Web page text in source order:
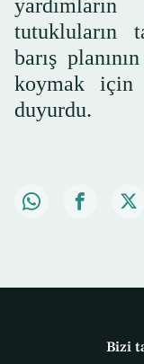
tutukluların
barış
koymak için
duyurdu.
Bizi